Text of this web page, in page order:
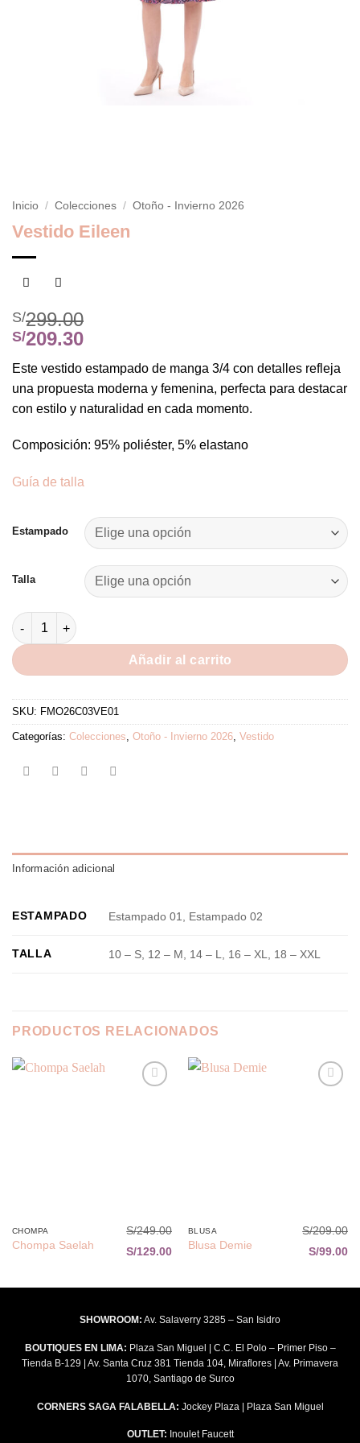
Inicio / Colecciones / Otoño - Invierno 2026
Vestido Eileen
S/299.00
S/209.30
Este vestido estampado de manga 3/4 con detalles refleja
una propuesta moderna y femenina, perfecta para destacar
con estilo y naturalidad en cada momento.
Composición: 95% poliéster, 5% elastano
Guía de talla
Estampado
Talla
Vestido Eileen cantidad
Añadir al carrito
SKU: FMO26C03VE01
Categorías: Colecciones Otoño - Invierno 2026 Vestido
Información adicional
ESTAMPADO Estampado 01, Estampado 02
TALLA 10 – S, 12 – M, 14 – L, 16 – XL, 18 – XXL
PRODUCTOS RELACIONADOS
CHOMPA
Chompa Saelah
S/249.00
S/129.00
BLUSA
Blusa Demie
S/209.00
S/99.00
SHOWROOM: Av. Salaverry 3285 – San Isidro
BOUTIQUES EN LIMA: Plaza San Miguel | C.C. El Polo – Primer Piso –
Tienda B-129 | Av. Santa Cruz 381 Tienda 104, Miraflores | Av. Primavera
1070, Santiago de Surco
CORNERS SAGA FALABELLA: Jockey Plaza | Plaza San Miguel
OUTLET: Inoulet Faucett